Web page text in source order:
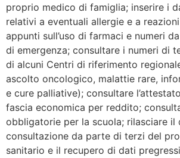
proprio medico di famiglia; inserire i
relativi a eventuali allergie e a
appunti sull’uso di farmaci e numeri
di emergenza; consultare i numeri di
di alcuni Centri di riferimento
ascolto oncologico, malattie rare,
e cure palliative); consultare
fascia economica per reddito;
obbligatorie per la scuola; rilasciare il
consultazione da parte di terzi del
sanitario e il recupero di dati